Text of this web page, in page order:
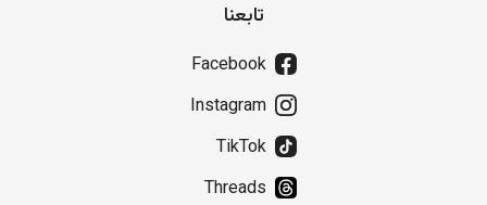
تابعنا
Facebook
Instagram
TikTok
Threads